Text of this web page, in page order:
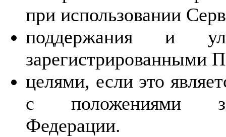
при использовании
поддержания и
зарегистрированными
целями, если это
с положениями
Федерации.